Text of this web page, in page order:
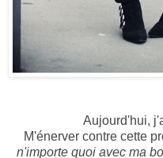
Aujourd'hui,
M'énerver contre cette
n'importe quoi avec ma